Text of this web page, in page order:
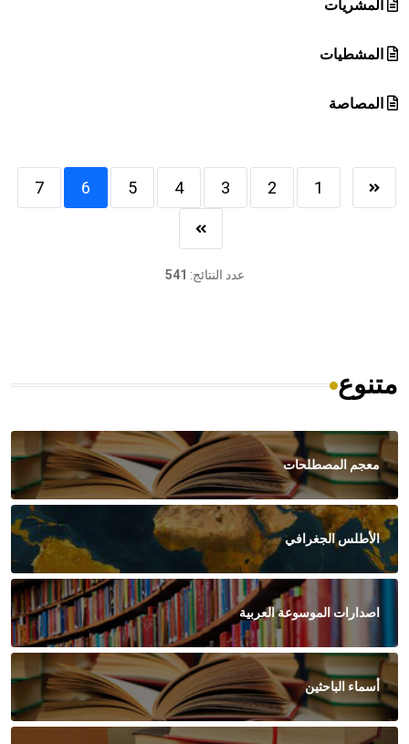
المشريات
المشطيات
المصاصة
1
2
3
4
5
6
7
عدد النتائج: 541
متنوع
معجم المصطلحات
الأطلس الجغرافي
اصدارات الموسوعة العربية
أسماء الباحثين